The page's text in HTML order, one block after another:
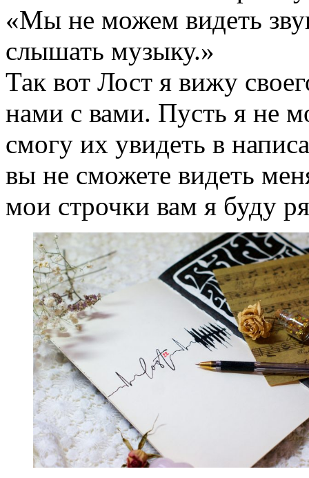
«Мы не можем видеть
слышать музыку.»
Так вот Лост я вижу
нами с вами. Пусть я не
смогу их увидеть в
вы не сможете видеть
мои строчки вам я буду